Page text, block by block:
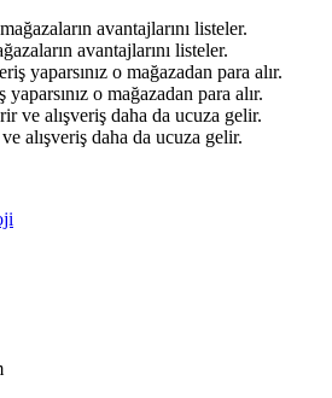
avantajlarını listeler.
yaparsınız o mağazadan para alır.
alışveriş daha da ucuza gelir.